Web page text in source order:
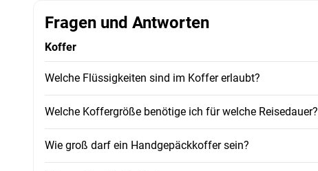
Fragen und Antworten
Koffer
Welche Flüssigkeiten sind im Koffer erlaubt?
Welche Koffergröße benötige ich für welche Reisedauer?
Wie groß darf ein Handgepäckkoffer sein?